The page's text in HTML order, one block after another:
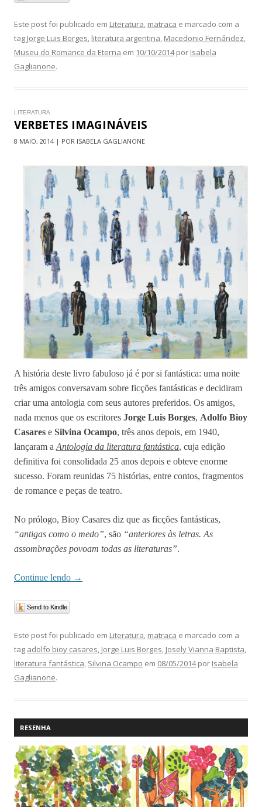
Este post foi publicado em Literatura matraca e marcado com a
tag Jorge Luis Borges literatura argentina Macedonio Fernández
Museu do Romance da Eterna em 10/10/2014por Isabela
Gaglianone.
LITERATURA
VERBETES IMAGINÁVEIS
8 MAIO, 2014 | POR ISABELA GAGLIANONE
A história deste livro fabuloso já é por si fantástica: uma noite
três amigos conversavam sobre ficções fantásticas e decidiram
criar uma antologia com seus autores preferidos. Os amigos,
nada menos que os escritores Jorge Luis Borges, Adolfo Bioy
Casares e Silvina Ocampo, três anos depois, em 1940,
lançaram a Antologia da literatura fantástica, cuja edição
definitiva foi consolidada 25 anos depois e obteve enorme
sucesso. Foram reunidas 75 histórias, entre contos, fragmentos
de romance e peças de teatro.
No prólogo, Bioy Casares diz que as ficções fantásticas,
“antigas como o medo”, são “anteriores às letras. As
assombrações povoam todas as literaturas”.
Continue lendo →
Send to Kindle
Este post foi publicado em Literatura, matraca e marcado com a
tag adolfo bioy casares, Jorge Luis Borges, Josely Vianna Baptista,
literatura fantástica, Silvina Ocampo em 08/05/2014por Isabela
Gaglianone.
RESENHA